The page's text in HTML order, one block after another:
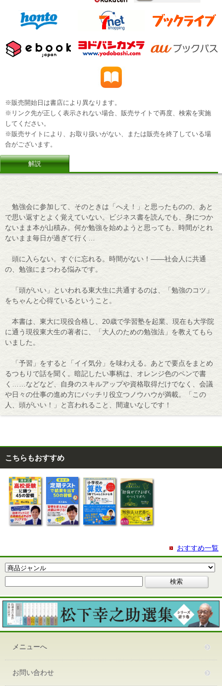
※販売開始日は書店により異なります。
※リンク先が正しく表示されない場合、販売サイトで再度、検索を実施
してください。
※販売サイトにより、お取り扱いがない、または販売を終了している場
合がございます。
解説
勉強会に参加して、そのときは「へえ！」と思ったものの、あと
で思い返すとよく覚えていない。ビジネス書を読んでも、身につか
ないまま本が山積み。何か勉強を始めようと思っても、時間がとれ
ないまま毎日が過ぎて行く…
頭に入らない。すぐに忘れる。時間がない！――社会人に共通
の、勉強にまつわる悩みです。
「頭がいい」といわれる東大生に共通するのは、「勉強のコツ」
をちゃんと心得ているということ。
本書は、東大に現役合格し、20歳で学習塾を起業、現在も大学院
に通う現役東大生の著者に、「大人のための勉強法」を教えてもら
いました。
「予習」をすると「イイ気分」を味わえる。あとで要点をまとめ
るつもりで話を聞く。暗記したい事柄は、オレンジ色のペンで書
く……などなど、自身のスキルアップや資格取得だけでなく、会議
や日々の仕事の進め方にバッチリ役立つノウハウが満載。「この
人、頭がいい！」と言われること、間違いなしです！
こちらもおすすめ
おすすめ一覧
メニューへ
お問い合わせ